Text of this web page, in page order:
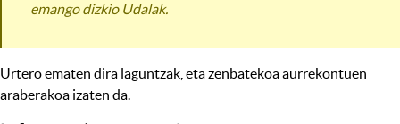
emango dizkio Udalak.
Urtero ematen dira laguntzak, eta zenbatekoa aurrekontuen
araberakoa izaten da.